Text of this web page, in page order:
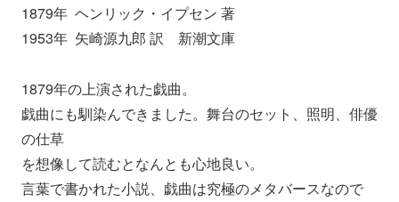
1879年 ヘンリック・イプセン 著
1953年 矢崎源九郎 訳 新潮文庫
1879年の上演された戯曲。
戯曲にも馴染んできました。舞台のセット、照明、俳優
の仕草
を想像して読むとなんとも心地良い。
言葉で書かれた小説、戯曲は究極のメタバースなので